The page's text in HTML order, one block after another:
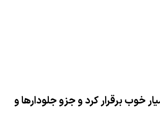
خوب برقرار کرد و جزو جلودارها و